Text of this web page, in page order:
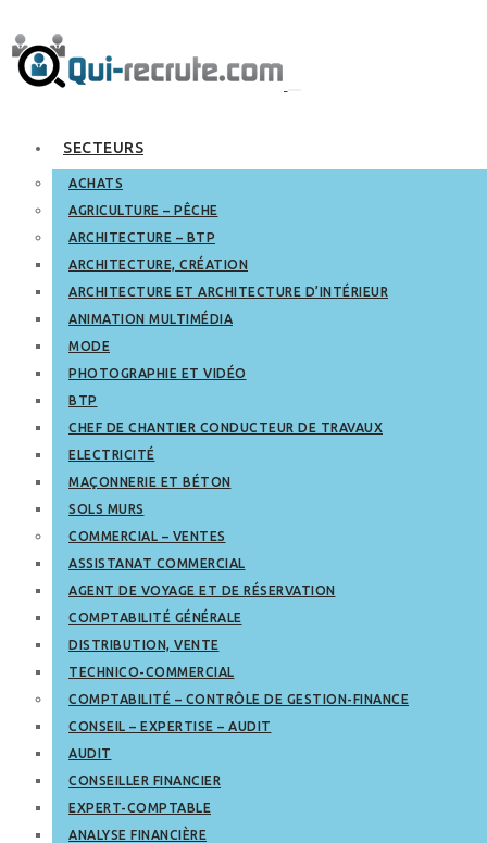
SECTEURS
ACHATS
AGRICULTURE – PÊCHE
ARCHITECTURE – BTP
ARCHITECTURE, CRÉATION
ARCHITECTURE ET ARCHITECTURE D’INTÉRIEUR
ANIMATION MULTIMÉDIA
MODE
PHOTOGRAPHIE ET VIDÉO
BTP
CHEF DE CHANTIER CONDUCTEUR DE TRAVAUX
ELECTRICITÉ
MAÇONNERIE ET BÉTON
SOLS MURS
COMMERCIAL – VENTES
ASSISTANAT COMMERCIAL
AGENT DE VOYAGE ET DE RÉSERVATION
COMPTABILITÉ GÉNÉRALE
DISTRIBUTION, VENTE
TECHNICO-COMMERCIAL
COMPTABILITÉ – CONTRÔLE DE GESTION-FINANCE
CONSEIL – EXPERTISE – AUDIT
AUDIT
CONSEILLER FINANCIER
EXPERT-COMPTABLE
ANALYSE FINANCIÈRE